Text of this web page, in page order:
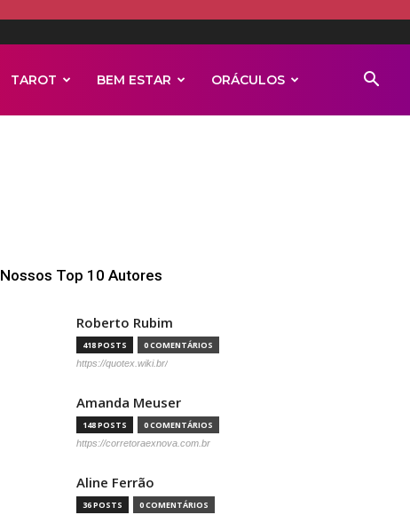
TAROT BEM ESTAR ORÁCULOS
Nossos Top 10 Autores
Roberto Rubim
418 POSTS 0 COMENTÁRIOS
https://quotex.wiki.br/
Amanda Meuser
148 POSTS 0 COMENTÁRIOS
https://corretoraexnova.com.br
Aline Ferrão
36 POSTS 0 COMENTÁRIOS